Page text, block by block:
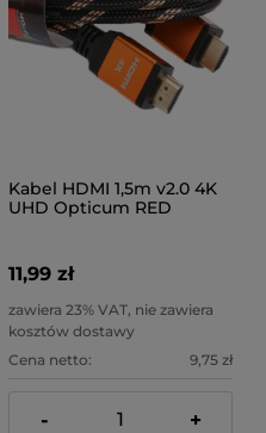
Kabel HDMI 1,5m v2.0 4K
UHD Opticum RED
11,99 zł
zawiera 23% VAT, nie zawiera
kosztów dostawy
Cena netto:
9,75 zł
- +